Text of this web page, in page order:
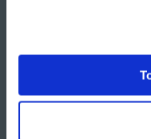
Le Mag'
Boutique